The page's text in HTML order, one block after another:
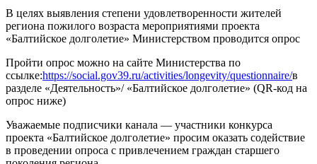
В целях выявления степени удовлетворенности жителей
региона пожилого возраста мероприятиями проекта
«Балтийское долголетие» Министерством проводится опрос
Пройти опрос можно на сайте Министерства по
ссылке:https://social.gov39.ru/activities/longevity/questionnaire/в
разделе «Деятельность»/ «Балтийское долголетие» (QR-код на
опрос ниже)
Уважаемые подписчики канала — участники конкурса
проекта «Балтийское долголетие» просим оказать содействие
в проведении опроса с привлечением граждан старшего